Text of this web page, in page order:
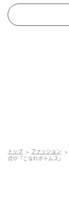
スの切り替え
トップ ファッション
点♡「こなれボトムス」